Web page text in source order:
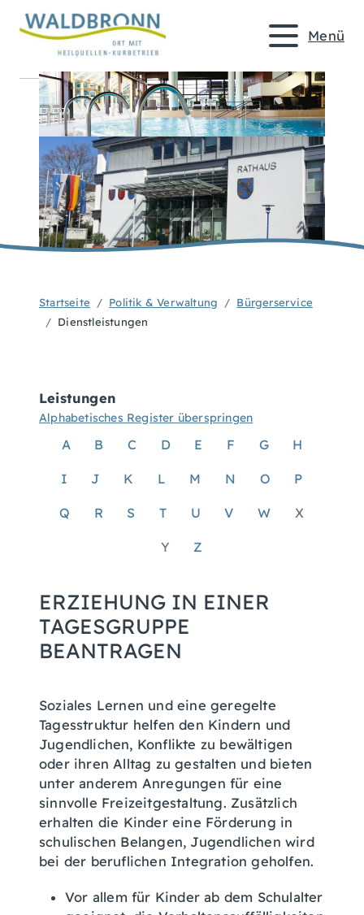
Menü
Startseite Politik & Verwaltung
Bürgerservice
Dienstleistungen
Leistungen
Alphabetisches Register überspringen
A B C D E F G H
I J K L M N O P
Q R S T U V W X
Y Z
ERZIEHUNG IN EINER
TAGESGRUPPE
BEANTRAGEN
Soziales Lernen und eine geregelte
Tagesstruktur helfen den Kindern und
Jugendlichen, Konflikte zu bewältigen
oder ihren Alltag zu gestalten und bieten
unter anderem Anregungen für eine
sinnvolle Freizeitgestaltung. Zusätzlich
erhalten die Kinder eine Förderung in
schulischen Belangen, Jugendlichen wird
bei der beruflichen Integration geholfen.
Vor allem für Kinder ab dem Schulalter